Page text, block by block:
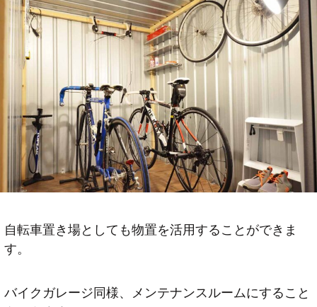
自転車置き場としても物置を活用することができま
す。
バイクガレージ同様、メンテナンスルームにすること